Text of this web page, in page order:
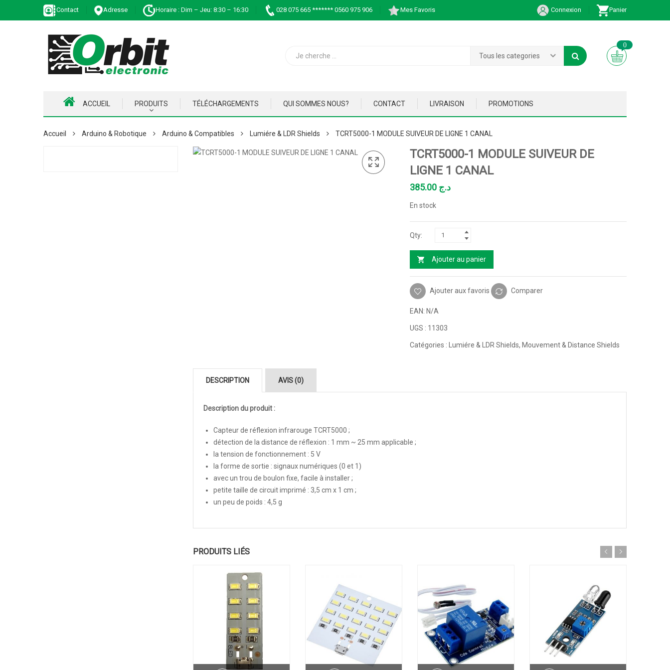
Contact Adresse Horaire : Dim – Jeu: 8:30 – 16:30 028 075 665 ******* 0560 975 906 Mes Favoris Connexion Panier
Tous les categories
0
ACCUEIL PRODUITS TÉLÉCHARGEMENTS QUI SOMMES NOUS? CONTACT LIVRAISON PROMOTIONS
Accueil Arduino & Robotique Arduino & Compatibles Lumiére & LDR Shields TCRT5000-1 MODULE SUIVEUR DE LIGNE 1 CANAL
TCRT5000-1 MODULE SUIVEUR DE
LIGNE 1 CANAL
د.ج
En stock
Ajouter au panier
Ajouter aux favoris Comparer
EAN: N/A
UGS : 11303
Catégories : Lumiére & LDR Shields, Mouvement & Distance Shields
DESCRIPTION AVIS (0)
Description du produit :
Capteur de réflexion infrarouge TCRT5000 ;
détection de la distance de réflexion : 1 mm ~ 25 mm applicable ;
la tension de fonctionnement : 5 V
la forme de sortie : signaux numériques (0 et 1)
avec un trou de boulon fixe, facile à installer ;
petite taille de circuit imprimé : 3,5 cm x 1 cm ;
un peu de poids : 4,5 g
PRODUITS LIÉS